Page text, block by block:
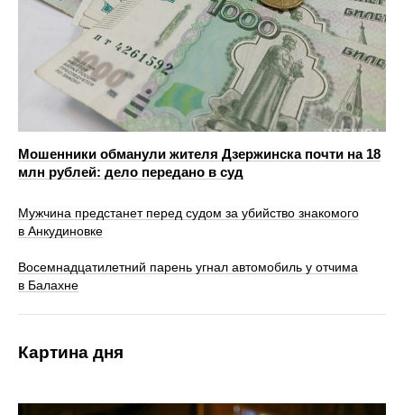
Мошенники обманули жителя Дзержинска почти на 18
млн рублей: дело передано в суд
Мужчина предстанет перед судом за убийство знакомого
в Анкудиновке
Восемнадцатилетний парень угнал автомобиль у отчима
в Балахне
Картина дня